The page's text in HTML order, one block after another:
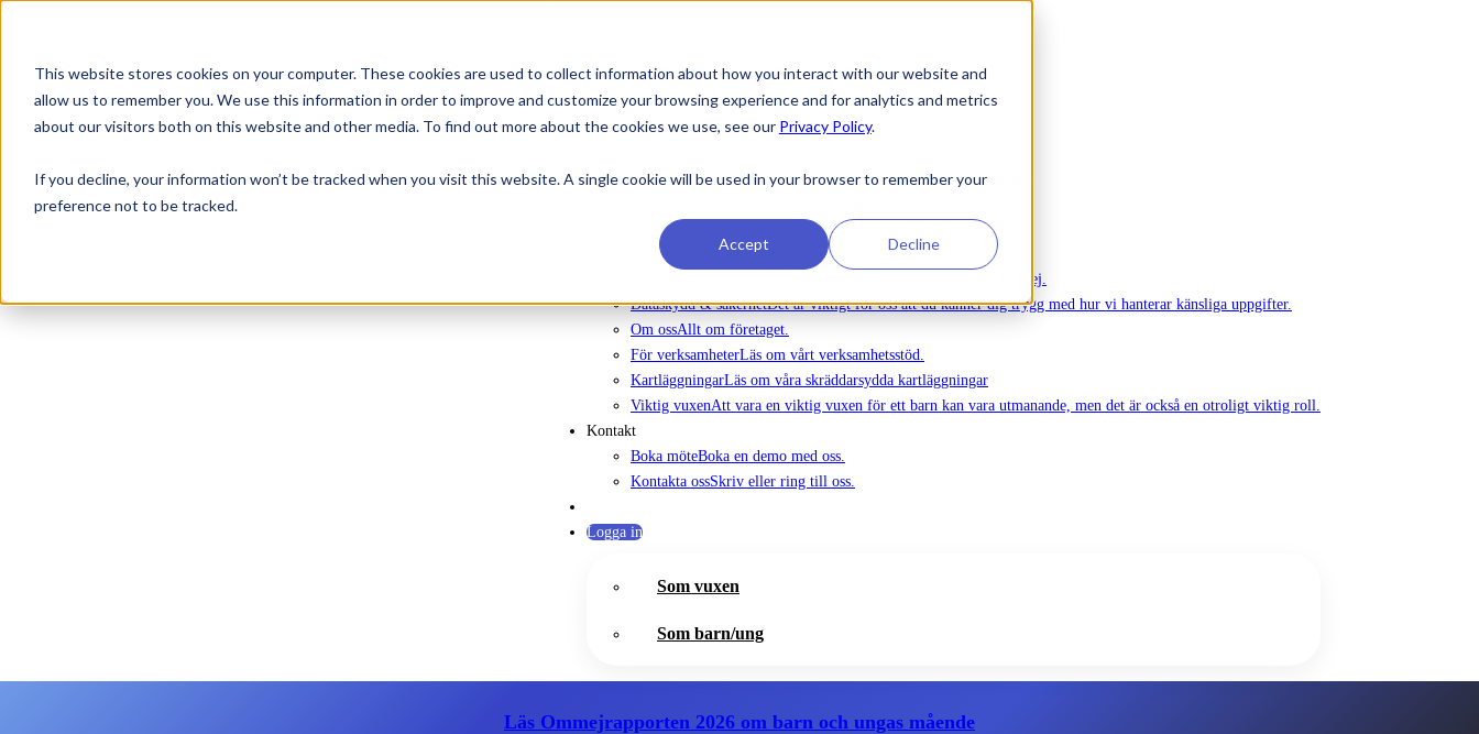
This website stores cookies on your computer. These cookies are used to collect information about how you interact with our website and
allow us to remember you. We use this information in order to improve and customize your browsing experience and for analytics and metrics
about our visitors both on this website and other media. To find out more about the cookies we use, see our Privacy Policy.
If you decline, your information won’t be tracked when you visit this website. A single cookie will be used in your browser to remember your
preference not to be tracked.
Accept Decline
Att köpa in Ommej
Nyheter
EvenemangAnmälan till utbildningsdagar, webinarier och annat.
Barn och unga Läs om hur Ommej fungerar för barn och unga.
Läs om den forskning som gjorts på Ommej.
Dataskydd & säkerhetDet är viktigt för oss att du känner dig trygg med hur vi hanterar känsliga uppgifter.
Om ossAllt om företaget.
För verksamheterLäs om vårt verksamhetsstöd.
KartläggningarLäs om våra skräddarsydda kartläggningar
Viktig vuxenAtt vara en viktig vuxen för ett barn kan vara utmanande, men det är också en otroligt viktig roll.
Kontakt
Boka möteBoka en demo med oss.
Kontakta ossSkriv eller ring till oss.
Logga in
Som vuxen
Som barn/ung
Läs Ommejrapporten 2026 om barn och ungas mående